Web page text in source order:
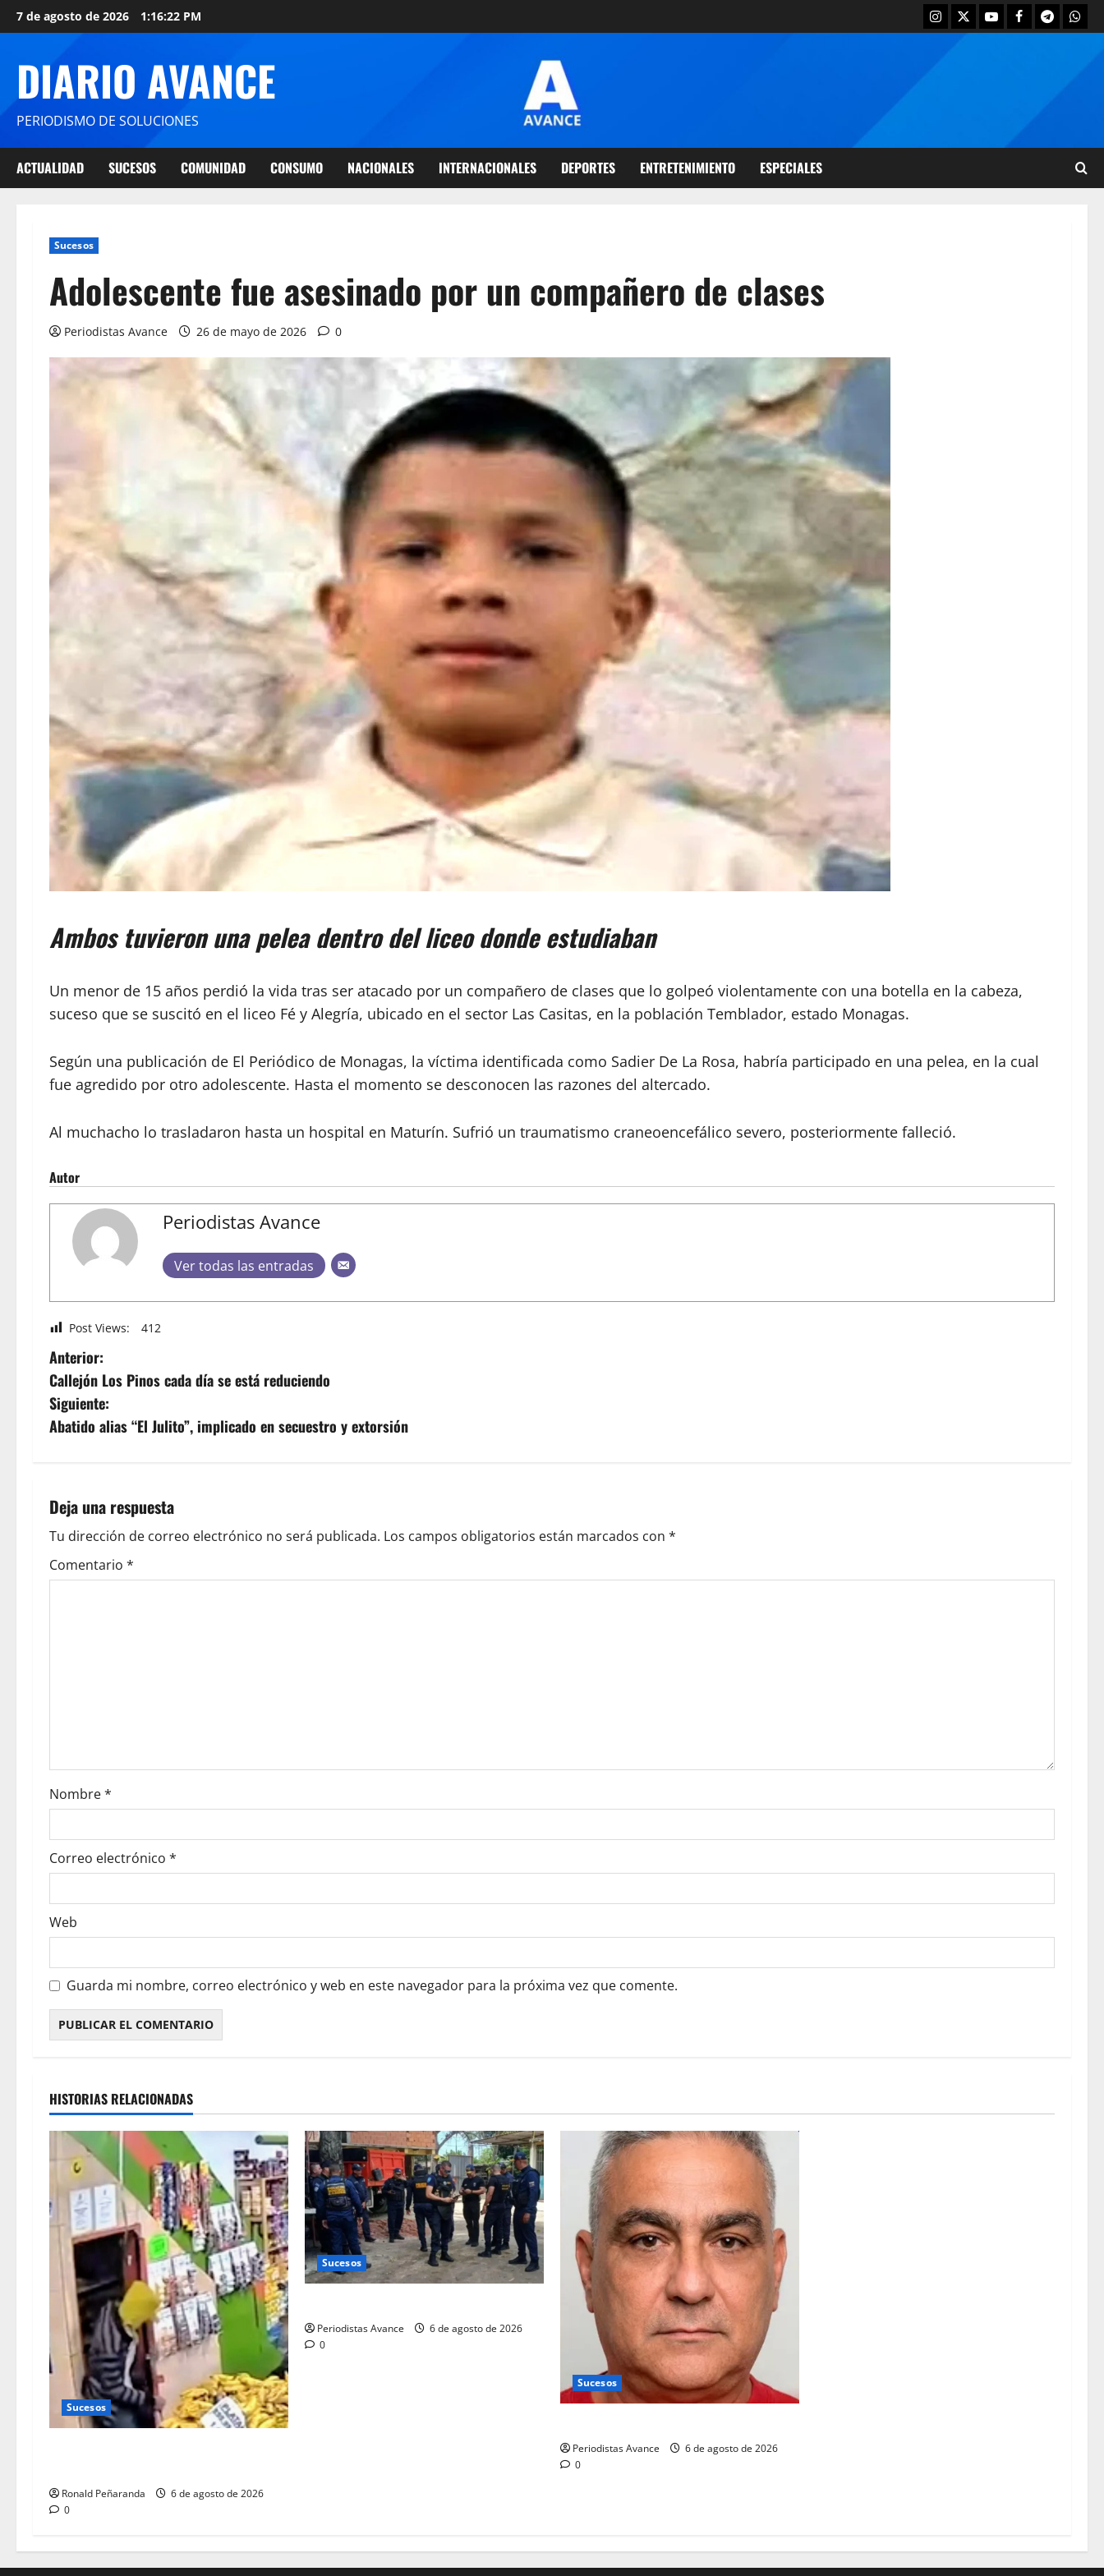
7 de agosto de 2026 1:16:23 PM
DIARIO AVANCE
PERIODISMO DE SOLUCIONES
ACTUALIDAD SUCESOS COMUNIDAD CONSUMO NACIONALES INTERNACIONALES DEPORTES ENTRETENIMIENTO ESPECIALES
Sucesos
Adolescente fue asesinado por un compañero de clases
Periodistas Avance 26 de mayo de 2026 0
Ambos tuvieron una pelea dentro del liceo donde estudiaban
Un menor de 15 años perdió la vida tras ser atacado por un compañero de clases que lo golpeó violentamente con una botella en la cabeza,
suceso que se suscitó en el liceo Fé y Alegría, ubicado en el sector Las Casitas, en la población Temblador, estado Monagas.
Según una publicación de El Periódico de Monagas, la víctima identificada como Sadier De La Rosa, habría participado en una pelea, en la cual
fue agredido por otro adolescente. Hasta el momento se desconocen las razones del altercado.
Al muchacho lo trasladaron hasta un hospital en Maturín. Sufrió un traumatismo craneoencefálico severo, posteriormente falleció.
Autor
Periodistas Avance
Ver todas las entradas
Post Views: 412
Anterior:
Callejón Los Pinos cada día se está reduciendo
Siguiente:
Abatido alias “El Julito”, implicado en secuestro y extorsión
Deja una respuesta
Tu dirección de correo electrónico no será publicada. Los campos obligatorios están marcados con *
Comentario *
Nombre*
Correo electrónico *
Web
Guarda mi nombre, correo electrónico y web en este navegador para la próxima vez que comente.
HISTORIAS RELACIONADAS
Sucesos
Ronald Peñaranda
6 de agosto de 2026
0
Sucesos
Periodistas Avance
6 de agosto de 2026
0
Sucesos
Periodistas Avance
6 de agosto de 2026
0